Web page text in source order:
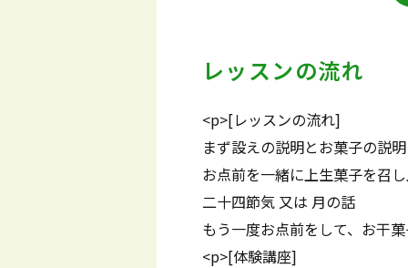
レッスンの流れ
<p>[レッスンの流れ]
まず設えの説明とお菓子の説明
お点前を一緒に上生菓子を召
二十四節気 又は 月の話
もう一度お点前をして、お干
<p>[体験講座]